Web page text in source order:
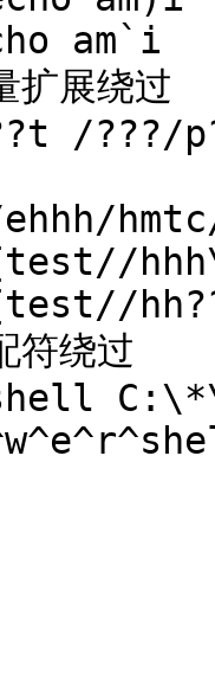
am`i
扩展绕过
/???/
符绕过